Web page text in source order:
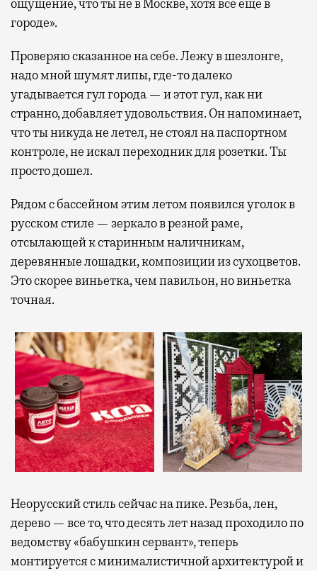
ощущение, что ты не в Москве, хотя все еще в
городе».
Проверяю сказанное на себе. Лежу в шезлонге,
надо мной шумят липы, где-то далеко
угадывается гул города — и этот гул, как ни
странно, добавляет удовольствия. Он напоминает,
что ты никуда не летел, не стоял на паспортном
контроле, не искал переходник для розетки. Ты
просто дошел.
Рядом с бассейном этим летом появился уголок в
русском стиле — зеркало в резной раме,
отсылающей к старинным наличникам,
деревянные лошадки, композиции из сухоцветов.
Это скорее виньетка, чем павильон, но виньетка
точная.
Неорусский стиль сейчас на пике. Резьба, лен,
дерево — все то, что десять лет назад проходило по
ведомству «бабушкин сервант», теперь
монтируется с минималистичной архитектурой и